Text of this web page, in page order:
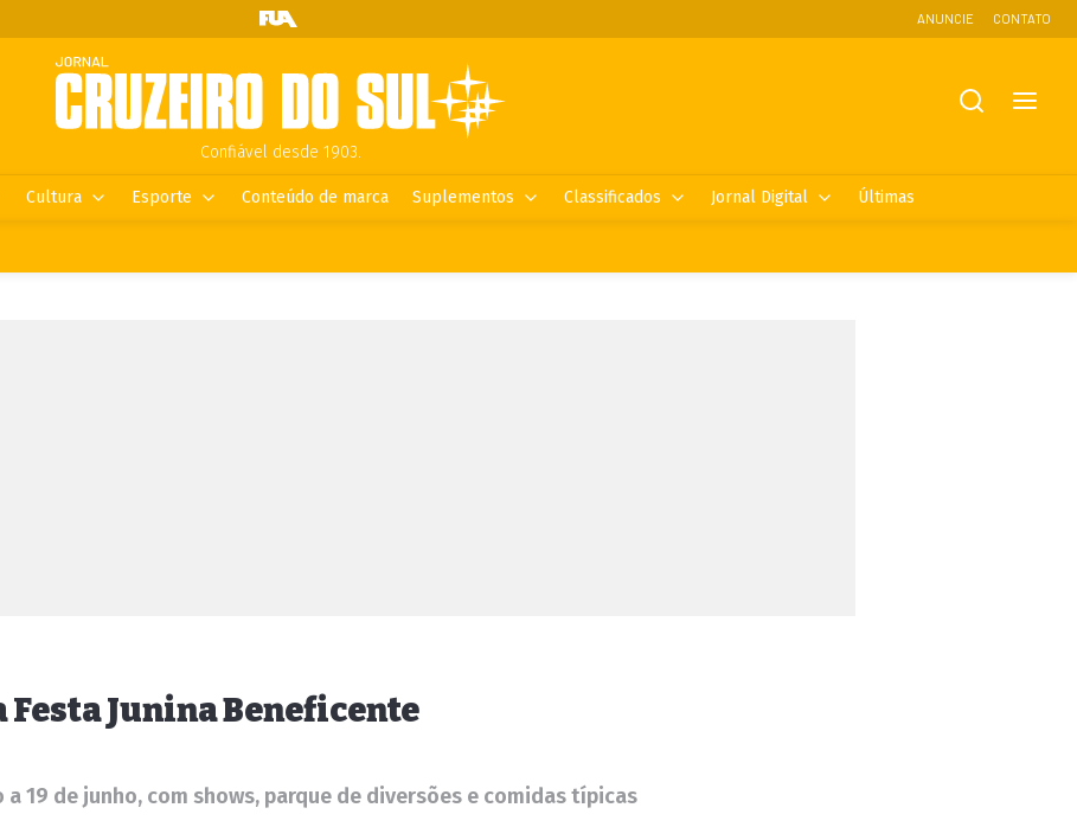
ANUNCIE CONTATO
Confiável desde 1903.
Cultura Esporte Conteúdo de marca Suplementos Classificados Jornal Digital Últimas
Junina Beneficente
19 de junho, com shows, parque de diversões e comidas típicas